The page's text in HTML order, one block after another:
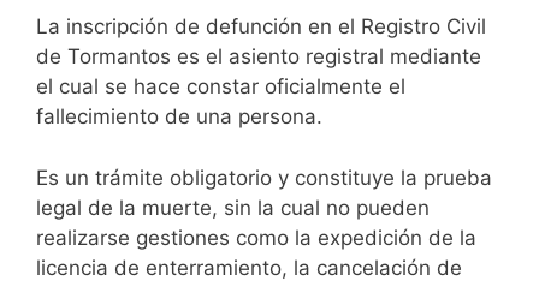
La inscripción de defunción en el Registro Civil
de Tormantos es el asiento registral mediante
el cual se hace constar oficialmente el
fallecimiento de una persona.
Es un trámite obligatorio y constituye la prueba
legal de la muerte, sin la cual no pueden
realizarse gestiones como la expedición de la
licencia de enterramiento, la cancelación de